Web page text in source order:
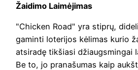
Žaidimo Laimėjimas
"Chicken Road" yra stiprų,
gaminti loterijos kėlimas kurio
atsiradę tikšiasi džiaugsmingai
Be to, jo pranašumas kaip